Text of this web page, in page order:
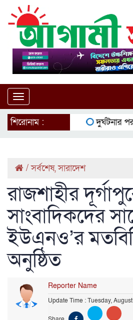
Toggle
navigation
শিরোনাম :
দুর্ঘটনার পর
/সর্বশেষ,সারাদেশ
রাজশাহীর
সাংবাদিকদের
ইউএনও’র
অনুষ্ঠিত
Reporter Name
Update Time : Tuesday,